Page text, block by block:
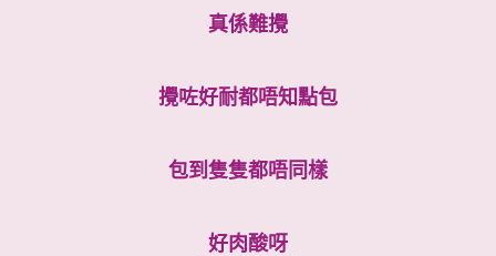
真係難攪
攪咗好耐都唔知點包
包到隻隻都唔同樣
好肉酸呀